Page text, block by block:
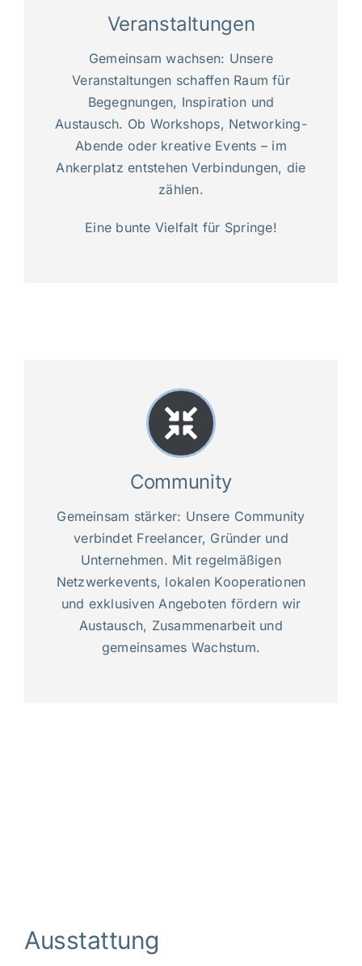
Veranstaltungen
Gemeinsam wachsen: Unsere
Veranstaltungen schaffen Raum für
Begegnungen, Inspiration und
Austausch. Ob Workshops, Networking-
Abende oder kreative Events – im
Ankerplatz entstehen Verbindungen, die
zählen.
Eine bunte Vielfalt für Springe!
Community
Gemeinsam stärker: Unsere Community
verbindet Freelancer, Gründer und
Unternehmen. Mit regelmäßigen
Netzwerkevents, lokalen Kooperationen
und exklusiven Angeboten fördern wir
Austausch, Zusammenarbeit und
gemeinsames Wachstum.
Ausstattung